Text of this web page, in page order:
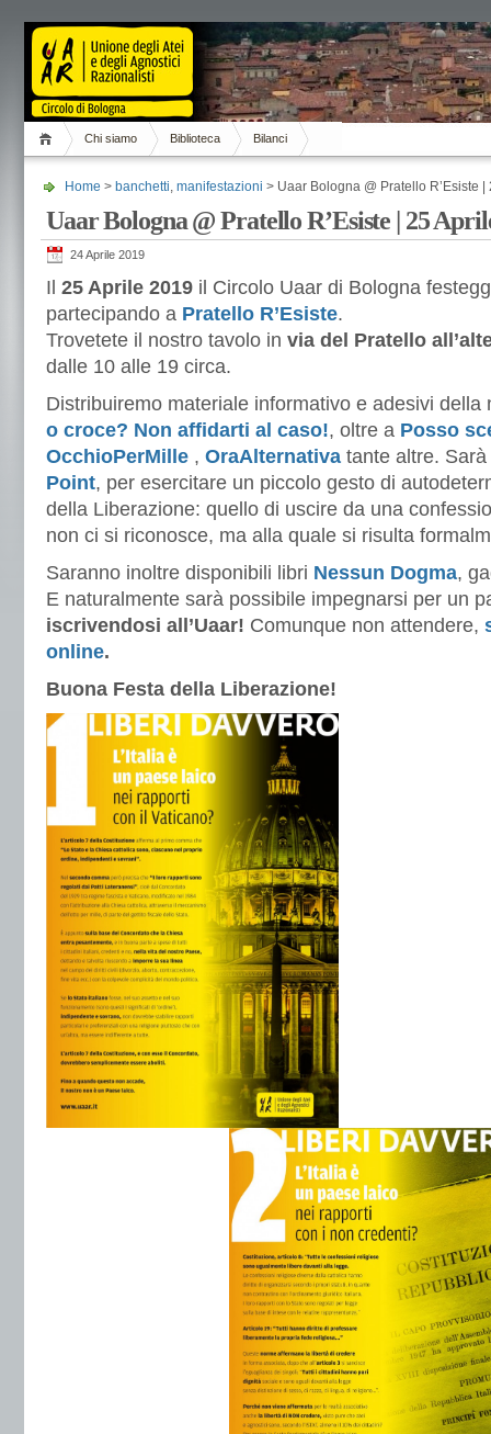
Chi siamo Biblioteca Bilanci
Home > banchetti, manifestazioni > Uaar Bologna @ Pratello R’Esiste
Uaar Bologna @ Pratello R’Esiste | 25
24 Aprile 2019
Il 25 Aprile 2019 il Circolo Uaar di Bologna
partecipando a Pratello R’Esiste.
Trovetete il nostro tavolo in via del Pratello
dalle 10 alle 19 circa.
Distribuiremo materiale informativo e adesivi
o croce? Non affidarti al caso!, oltre a Posso
OcchioPerMille , OraAlternativa tante altre.
Point, per esercitare un piccolo gesto di
della Liberazione: quello di uscire da una
non ci si riconosce, ma alla quale si risulta
Saranno inoltre disponibili libri Nessun Dogma,
E naturalmente sarà possibile impegnarsi per un
iscrivendosi all’Uaar! Comunque non attendere,
online.
Buona Festa della Liberazione!